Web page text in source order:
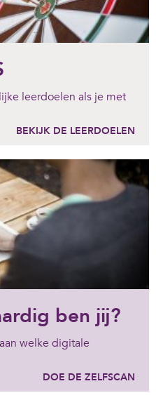
leerdoelen als je met
BEKIJK DE LEERDOELEN
ben jij?
welke digitale
DOE DE ZELFSCAN